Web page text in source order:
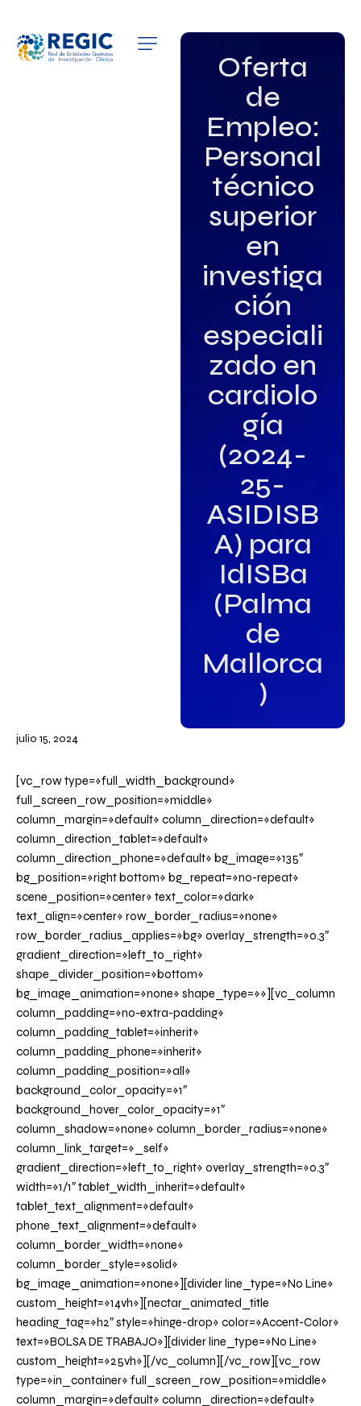
Oferta
de
Empleo:
Personal
técnico
superior
en
investiga
ción
especiali
zado en
cardiolo
gía
(2024-
25-
ASIDISB
A) para
IdISBa
(Palma
de
Mallorca
)
QUIÉNES SOMOS
PATROCINADORES
GRUPOS DE INTERÉS
julio 15, 2024
[vc_row type=»full_width_background»
full_screen_row_position=»middle»
column_margin=»default» column_direction=»default»
column_direction_tablet=»default»
column_direction_phone=»default» bg_image=»135″
bg_position=»right bottom» bg_repeat=»no-repeat»
scene_position=»center» text_color=»dark»
text_align=»center» row_border_radius=»none»
row_border_radius_applies=»bg» overlay_strength=»0.3″
gradient_direction=»left_to_right»
shape_divider_position=»bottom»
bg_image_animation=»none» shape_type=»»][vc_column
column_padding=»no-extra-padding»
column_padding_tablet=»inherit»
column_padding_phone=»inherit»
column_padding_position=»all»
background_color_opacity=»1″
background_hover_color_opacity=»1″
column_shadow=»none» column_border_radius=»none»
column_link_target=»_self»
gradient_direction=»left_to_right» overlay_strength=»0.3″
width=»1/1″ tablet_width_inherit=»default»
tablet_text_alignment=»default»
phone_text_alignment=»default»
column_border_width=»none»
column_border_style=»solid»
bg_image_animation=»none»][divider line_type=»No Line»
custom_height=»14vh»][nectar_animated_title
heading_tag=»h2″ style=»hinge-drop» color=»Accent-Color»
text=»BOLSA DE TRABAJO»][divider line_type=»No Line»
custom_height=»25vh»][/vc_column][/vc_row][vc_row
type=»in_container» full_screen_row_position=»middle»
column_margin=»default» column_direction=»default»